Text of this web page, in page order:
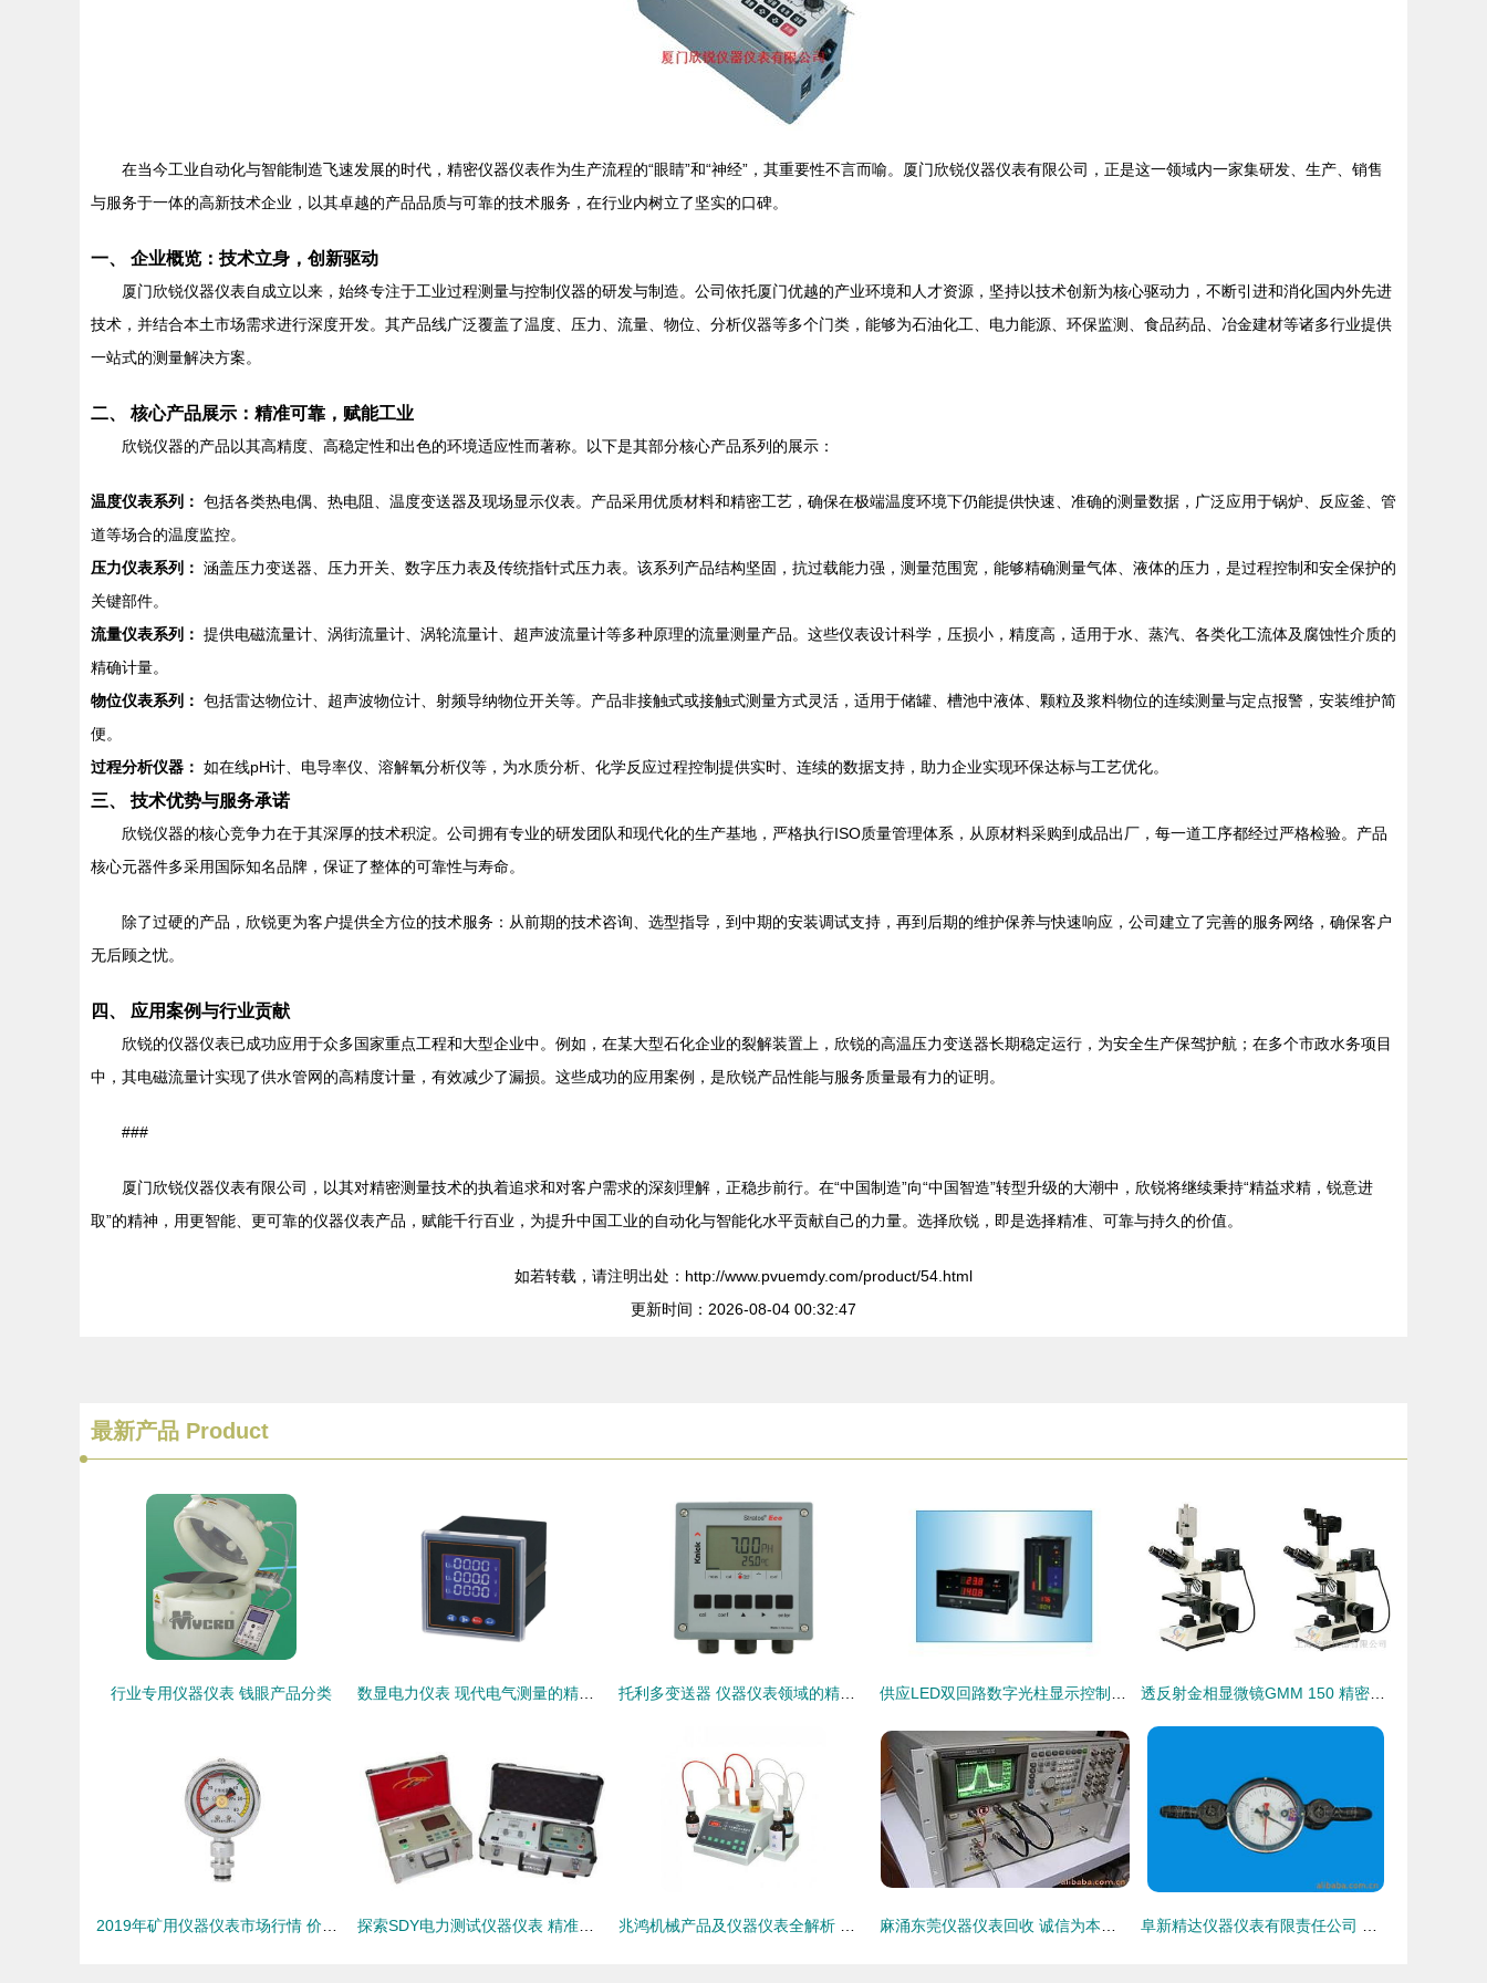
在当今工业自动化与智能制造飞速发展的时代，精密仪器仪表作为生产流程的“眼睛”和“神经”，其重要性不言而喻。厦门欣锐仪器仪表有限公司，正是这一领域内一家集研发、生产、销售
与服务于一体的高新技术企业，以其卓越的产品品质与可靠的技术服务，在行业内树立了坚实的口碑。
一、 企业概览：技术立身，创新驱动
厦门欣锐仪器仪表自成立以来，始终专注于工业过程测量与控制仪器的研发与制造。公司依托厦门优越的产业环境和人才资源，坚持以技术创新为核心驱动力，不断引进和消化国内外先进
技术，并结合本土市场需求进行深度开发。其产品线广泛覆盖了温度、压力、流量、物位、分析仪器等多个门类，能够为石油化工、电力能源、环保监测、食品药品、冶金建材等诸多行业提供
一站式的测量解决方案。
二、 核心产品展示：精准可靠，赋能工业
欣锐仪器的产品以其高精度、高稳定性和出色的环境适应性而著称。以下是其部分核心产品系列的展示：
温度仪表系列： 包括各类热电偶、热电阻、温度变送器及现场显示仪表。产品采用优质材料和精密工艺，确保在极端温度环境下仍能提供快速、准确的测量数据，广泛应用于锅炉、反应釜、管
道等场合的温度监控。
压力仪表系列： 涵盖压力变送器、压力开关、数字压力表及传统指针式压力表。该系列产品结构坚固，抗过载能力强，测量范围宽，能够精确测量气体、液体的压力，是过程控制和安全保护的
关键部件。
流量仪表系列： 提供电磁流量计、涡街流量计、涡轮流量计、超声波流量计等多种原理的流量测量产品。这些仪表设计科学，压损小，精度高，适用于水、蒸汽、各类化工流体及腐蚀性介质的
精确计量。
物位仪表系列： 包括雷达物位计、超声波物位计、射频导纳物位开关等。产品非接触式或接触式测量方式灵活，适用于储罐、槽池中液体、颗粒及浆料物位的连续测量与定点报警，安装维护简
便。
过程分析仪器： 如在线pH计、电导率仪、溶解氧分析仪等，为水质分析、化学反应过程控制提供实时、连续的数据支持，助力企业实现环保达标与工艺优化。
三、 技术优势与服务承诺
欣锐仪器的核心竞争力在于其深厚的技术积淀。公司拥有专业的研发团队和现代化的生产基地，严格执行ISO质量管理体系，从原材料采购到成品出厂，每一道工序都经过严格检验。产品
核心元器件多采用国际知名品牌，保证了整体的可靠性与寿命。
除了过硬的产品，欣锐更为客户提供全方位的技术服务：从前期的技术咨询、选型指导，到中期的安装调试支持，再到后期的维护保养与快速响应，公司建立了完善的服务网络，确保客户
无后顾之忧。
四、 应用案例与行业贡献
欣锐的仪器仪表已成功应用于众多国家重点工程和大型企业中。例如，在某大型石化企业的裂解装置上，欣锐的高温压力变送器长期稳定运行，为安全生产保驾护航；在多个市政水务项目
中，其电磁流量计实现了供水管网的高精度计量，有效减少了漏损。这些成功的应用案例，是欣锐产品性能与服务质量最有力的证明。
###
厦门欣锐仪器仪表有限公司，以其对精密测量技术的执着追求和对客户需求的深刻理解，正稳步前行。在“中国制造”向“中国智造”转型升级的大潮中，欣锐将继续秉持“精益求精，锐意进
取”的精神，用更智能、更可靠的仪器仪表产品，赋能千行百业，为提升中国工业的自动化与智能化水平贡献自己的力量。选择欣锐，即是选择精准、可靠与持久的价值。
如若转载，请注明出处：http://www.pvuemdy.com/product/54.html
更新时间：2026-08-04 00:32:47
最新产品 Product
行业专用仪器仪表 钱眼产品分类